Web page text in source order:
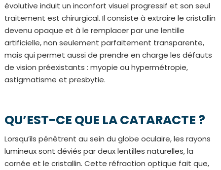
évolutive induit un inconfort visuel progressif et son seul
traitement est chirurgical. Il consiste à extraire le cristallin
devenu opaque et à le remplacer par une lentille
artificielle, non seulement parfaitement transparente,
mais qui permet aussi de prendre en charge les défauts
de vision préexistants : myopie ou hypermétropie,
astigmatisme et presbytie.
QU’EST-CE QUE LA CATARACTE ?
Lorsqu’ils pénètrent au sein du globe oculaire, les rayons
lumineux sont déviés par deux lentilles naturelles, la
cornée et le cristallin. Cette réfraction optique fait que,